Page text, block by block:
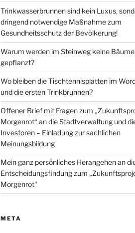
Trinkwasserbrunnen sind kein Luxus,
dringend notwendige Maßnahme zum
Gesundheitsschutz der Bevölkerung!
Warum werden im Steinweg keine Bäume
gepflanzt?
Wo bleiben die Tischtennisplatten im
und die ersten Trinkbrunnen?
Offener Brief mit Fragen zum
Morgenrot“ an die Stadtverwaltung und
Investoren – Einladung zur sachlichen
Meinungsbildung
Mein ganz persönliches Herangehen an
Entscheidungsfindung zum
Morgenrot“
META